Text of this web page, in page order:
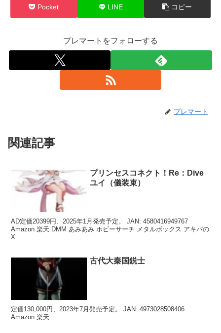
Pocket LINE コピー
プレマートをフォローする
プレマート
関連記事
プリンセスコネクト！Re：Dive
ユイ（儀装束）
AD定価20399円、2025年1月発売予定。 JAN: 4580416949767
Amazon 楽天 DMM あみあみ ホビーサーチ メタルボックス アキバの
X
古代大秦国鋭士
定価130,000円、2023年7月発売予定。 JAN: 4973028508406
Amazon 楽天